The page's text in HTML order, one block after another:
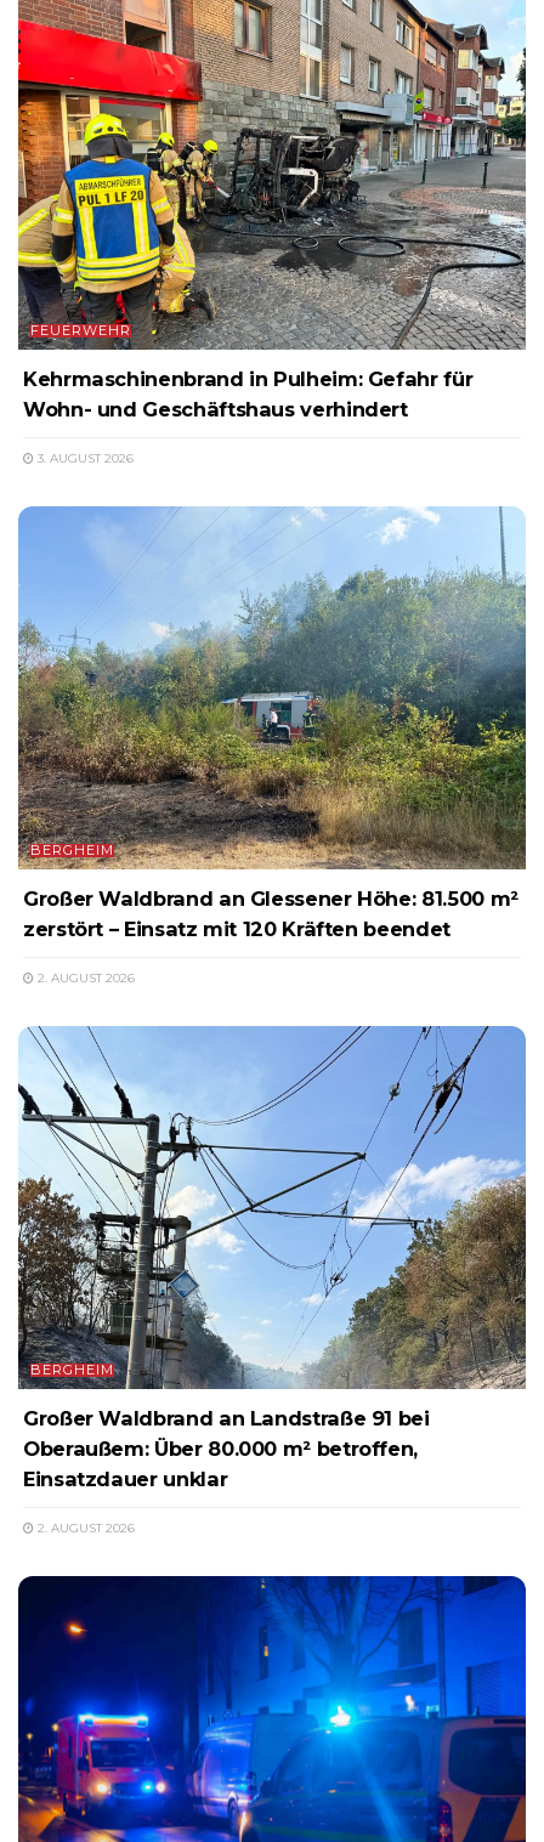
FEUERWEHR
Kehrmaschinenbrand in Pulheim: Gefahr für
Wohn- und Geschäftshaus verhindert
3. AUGUST 2026
BERGHEIM
Großer Waldbrand an Glessener Höhe: 81.500 m²
zerstört – Einsatz mit 120 Kräften beendet
2. AUGUST 2026
BERGHEIM
Großer Waldbrand an Landstraße 91 bei
Oberaußem: Über 80.000 m² betroffen,
Einsatzdauer unklar
2. AUGUST 2026